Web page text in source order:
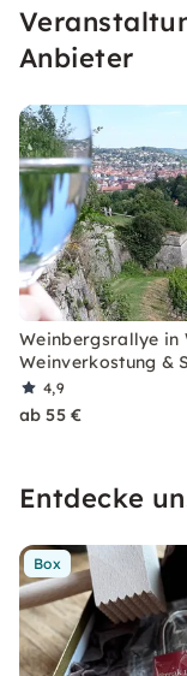
Anbieter
Weinbergsrallye in
Weinverkostung &
4,9
ab 55 €
Entdecke
Box